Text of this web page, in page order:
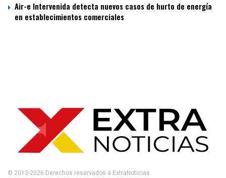
Air-e Intervenida detecta nuevos casos de hurto de energía
en establecimientos comerciales
© 2013-2026 Derechos reservados a ExtraNoticias